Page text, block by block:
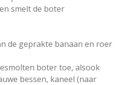
smelt de boter
de geprakte banaan en roer
boter toe, alsook
bessen, kaneel (naar